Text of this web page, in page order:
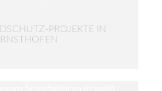
PROJEKTE IN